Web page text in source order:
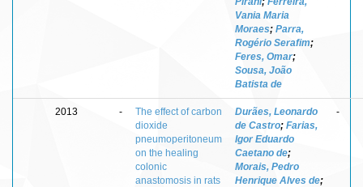
Vania Maria
Moraes; Parra,
Rogério Serafim;
Feres, Omar;
Sousa, João
Batista de
2013 -
The effect of carbon
dioxide
pneumoperitoneum
on the healing
colonic
anastomosis in rats
Durães, Leonardo
de Castro; Farias,
Igor Eduardo
Caetano de;
Morais, Pedro
Henrique Alves de;
-